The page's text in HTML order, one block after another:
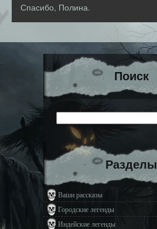
Спасибо, Полина.
Поиск
Разделы
Ваши рассказы
Городские легенды
Индейские легенды